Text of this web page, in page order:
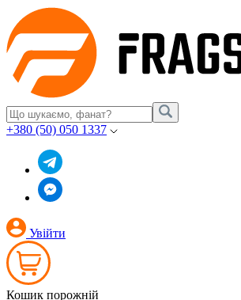
+380 (50) 050 1337
Увійти
Кошик порожній